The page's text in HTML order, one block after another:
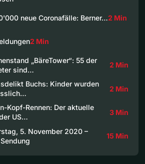
neue Coronafälle: Berner…2 Min
2 Min
„BäreTower“: 55 der
sind…
2 Min
Buchs: Kinder wurden
2 Min
Kopf-Rennen: Der aktuelle
US…
3 Min
5. November 2020 –
15 Min